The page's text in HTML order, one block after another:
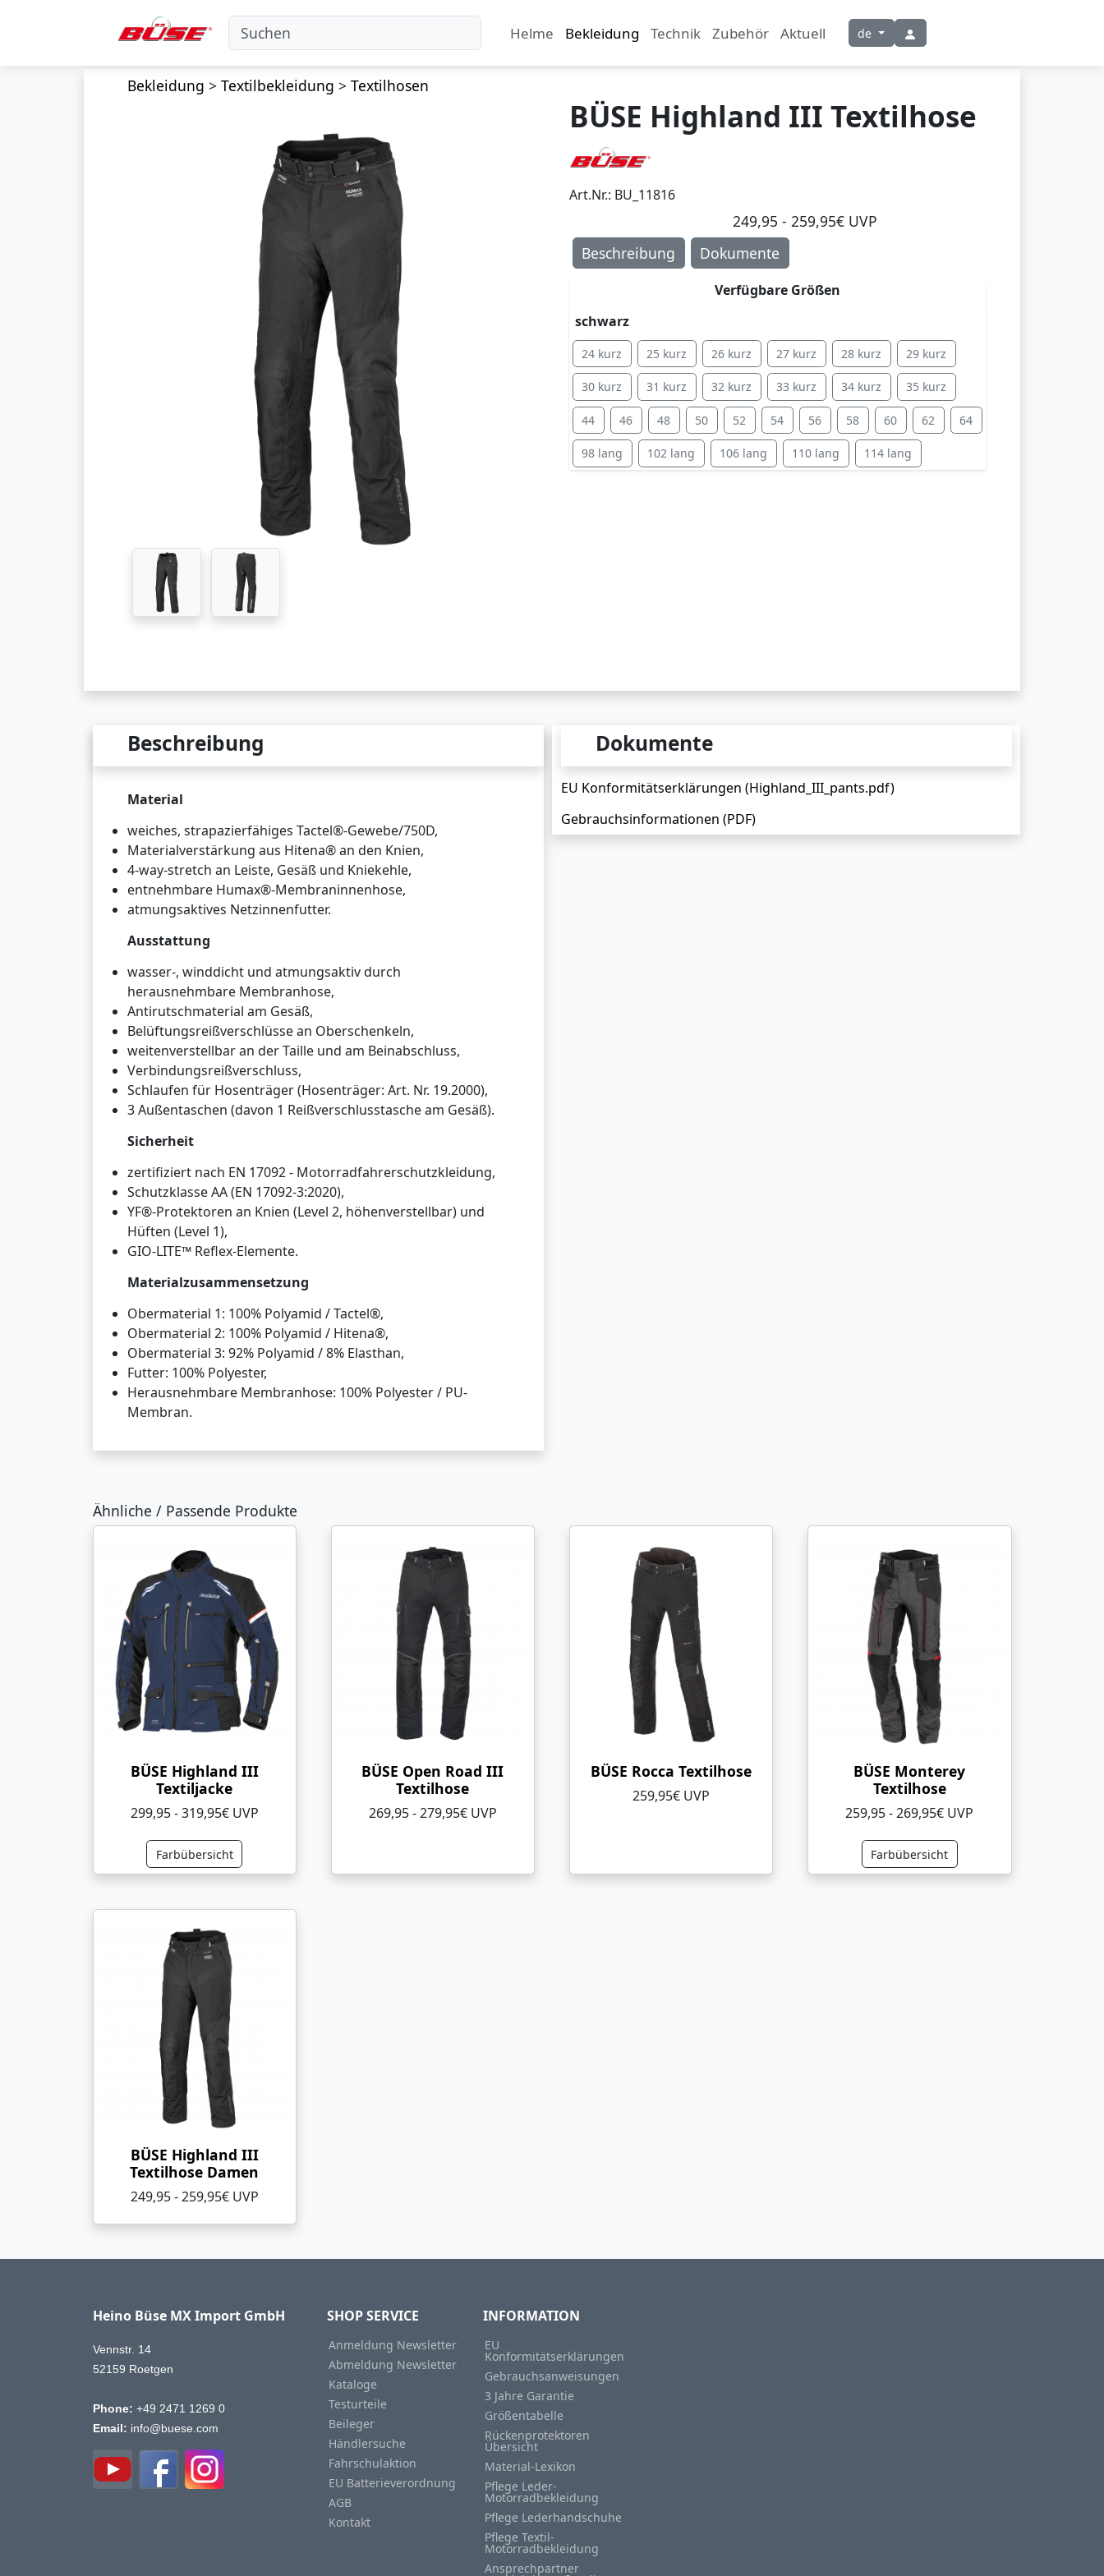
Helme Bekleidung Technik Zubehör Aktuell de
Bekleidung > Textilbekleidung > Textilhosen
BÜSE Highland III Textilhose
Art.Nr.: BU_11816
249,95 - 259,95€ UVP
Beschreibung
Dokumente
Verfügbare Größen
schwarz
24 kurz 25 kurz 26 kurz 27 kurz 28 kurz 29 kurz
30 kurz 31 kurz 32 kurz 33 kurz 34 kurz 35 kurz
44 46 48 50 52 54 56 58 60 62 64
98 lang 102 lang 106 lang 110 lang 114 lang
Beschreibung
Material
weiches, strapazierfähiges Tactel®-Gewebe/750D,
Materialverstärkung aus Hitena® an den Knien,
4-way-stretch an Leiste, Gesäß und Kniekehle,
entnehmbare Humax®-Membraninnenhose,
atmungsaktives Netzinnenfutter.
Ausstattung
wasser-, winddicht und atmungsaktiv durch
herausnehmbare Membranhose,
Antirutschmaterial am Gesäß,
Belüftungsreißverschlüsse an Oberschenkeln,
weitenverstellbar an der Taille und am Beinabschluss,
Verbindungsreißverschluss,
Schlaufen für Hosenträger (Hosenträger: Art. Nr. 19.2000),
3 Außentaschen (davon 1 Reißverschlusstasche am Gesäß).
Sicherheit
zertifiziert nach EN 17092 - Motorradfahrerschutzkleidung,
Schutzklasse AA (EN 17092-3:2020),
YF®-Protektoren an Knien (Level 2, höhenverstellbar) und
Hüften (Level 1),
GIO-LITE™ Reflex-Elemente.
Materialzusammensetzung
Obermaterial 1: 100% Polyamid / Tactel®,
Obermaterial 2: 100% Polyamid / Hitena®,
Obermaterial 3: 92% Polyamid / 8% Elasthan,
Futter: 100% Polyester,
Herausnehmbare Membranhose: 100% Polyester / PU-
Membran.
Dokumente
EU Konformitätserklärungen (Highland_III_pants.pdf)
Gebrauchsinformationen (PDF)
Ähnliche / Passende Produkte
BÜSE Highland III
Textiljacke
299,95 - 319,95€ UVP
Farbübersicht
BÜSE Open Road III
Textilhose
269,95 - 279,95€ UVP
BÜSE Rocca Textilhose
259,95€ UVP
BÜSE Monterey
Textilhose
259,95 - 269,95€ UVP
Farbübersicht
BÜSE Highland III
Textilhose Damen
249,95 - 259,95€ UVP
Heino Büse MX Import GmbH
Vennstr. 14
52159 Roetgen
Phone: +49 2471 1269 0
Email: info@buese.com
SHOP SERVICE
Anmeldung Newsletter
Abmeldung Newsletter
Kataloge
Testurteile
Beileger
Händlersuche
Fahrschulaktion
EU Batterieverordnung
AGB
Kontakt
INFORMATION
EU
Konformitätserklärungen
Gebrauchsanweisungen
3 Jahre Garantie
Größentabelle
Rückenprotektoren
Übersicht
Material-Lexikon
Pflege Leder-
Motorradbekleidung
Pflege Lederhandschuhe
Pflege Textil-
Motorradbekleidung
Ansprechpartner